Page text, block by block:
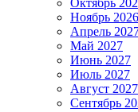
Октябрь
Ноябрь 2026
Апрель
Май 2027
Июнь 2027
Июль 2027
Август 2027
Сентябрь